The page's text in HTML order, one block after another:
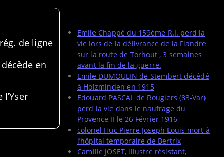
Emile Chappé du 159ème R.I. perd la
vie lors de la délivrance de la Flandre
sur la route de Torhout , 3 semaines
avant la fin de la guerre.
Emile DUMOULIN de Stembert décédé
à Holzminden en 1915
Edouard PASCAL de Rougiers (83-Var)
perd la vie dans le naufrage du
Provence II le 26 Février 1916
colonel Huc Pierre Joseph Louis mort à
l’hôpital temporaire de Bertrix
Camille JOSET, illustre résistant,
de ligne
en